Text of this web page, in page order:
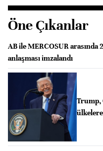
Öne Çıkanlar
AB ile MERCOSUR arasında
anlaşması imzalandı
Trump,